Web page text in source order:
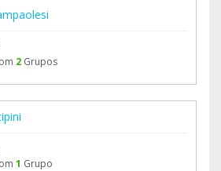
2 Grupos
1 Grupo